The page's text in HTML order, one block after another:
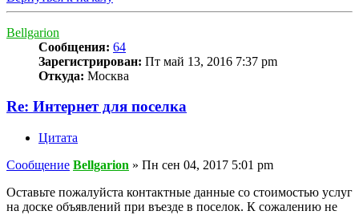
Bellgarion
Сообщения: 64
Зарегистрирован: Пт май 13, 2016 7:37 pm
Откуда: Москва
Re: Интернет для поселка
Цитата
Сообщение Bellgarion » Пн сен 04, 2017 5:01 pm
Оставьте пожалуйста контактные данные со стоимостью услуг
на доске объявлений при въезде в поселок. К сожалению не